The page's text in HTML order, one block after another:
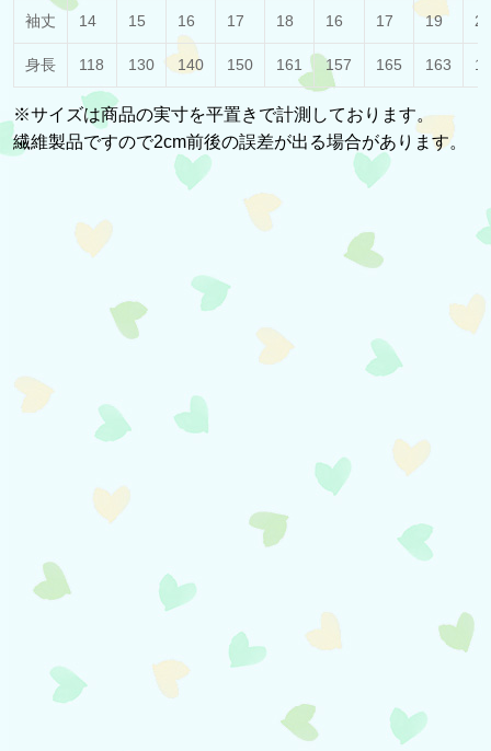
袖丈 14 15 16 17 18 16 17 19 20
身長 118 130 140 150 161 157 165 163
※サイズは商品の実寸を平置きで計測しております。
繊維製品ですので2cm前後の誤差が出る場合があります。